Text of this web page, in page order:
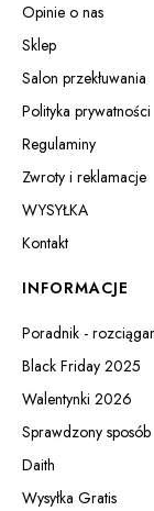
Opinie o nas
Sklep
Salon przekłuwania
Polityka prywatności
Regulaminy
Zwroty i reklamacje
WYSYŁKA
Kontakt
INFORMACJE
Poradnik -
Black Friday 2025
Walentynki 2026
Sprawdzony
Daith
Wysyłka Gratis